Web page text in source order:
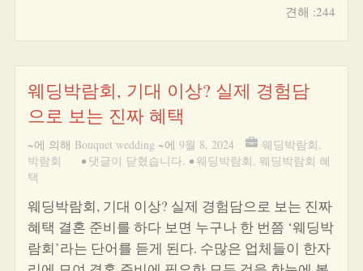
견해 :244
웨딩박람회, 기대 이상? 실제 경험담
으로 보는 진짜 혜택
~에 의해 Bouquet wedding ~에 9월 8, 2024 웨딩박람회,
박람회
• 댓글이 닫혔습니다. •웨딩박람회, 웨딩박람회 혜
택
웨딩박람회, 기대 이상? 실제 경험담으로 보는 진짜
혜택 결혼 준비를 하다 보면 누구나 한 번쯤 ‘웨딩박
람회’라는 단어를 듣게 된다. 수많은 업체들이 한자